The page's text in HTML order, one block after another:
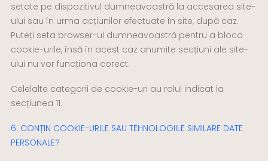
setate pe dispozitivul dumneavoastră la accesarea site-
ului sau în urma acțiunilor efectuate în site, după caz.
Puteți seta browser-ul dumneavoastră pentru a bloca
cookie-urile, însă în acest caz anumite secțiuni ale site-
ului nu vor funcționa corect.
Celelalte categorii de cookie-uri au rolul indicat la
secțiunea 11.
6. CONȚIN COOKIE-URILE SAU TEHNOLOGIILE SIMILARE DATE
PERSONALE?